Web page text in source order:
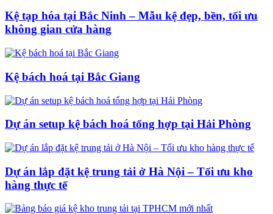
Kệ tạp hóa tại Bắc Ninh – Mẫu kệ đẹp, bền, tối ưu
không gian cửa hàng
Kệ bách hoá tại Bắc Giang
Dự án setup kệ bách hoá tổng hợp tại Hải Phòng
Dự án lắp đặt kệ trung tải ở Hà Nội – Tối ưu kho
hàng thực tế